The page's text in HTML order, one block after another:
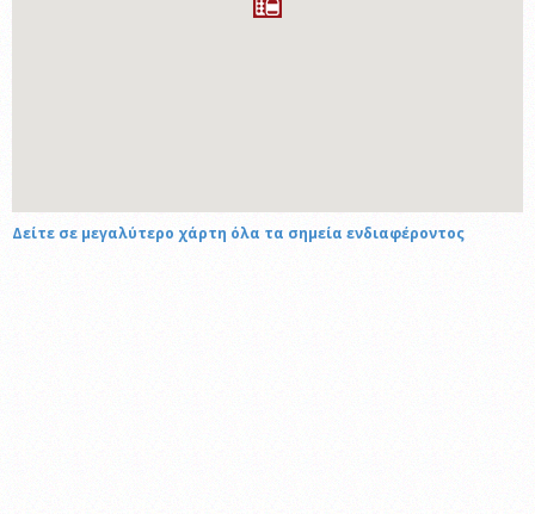
Δείτε σε μεγαλύτερο χάρτη όλα τα σημεία ενδιαφέροντος